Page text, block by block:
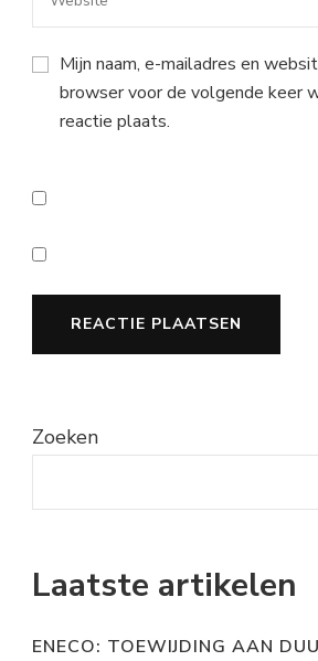
Mijn naam, e-mailadres en
browser voor de volgende keer
reactie plaats.
Zoeken
Laatste artikelen
ENECO: TOEWIJDING AAN